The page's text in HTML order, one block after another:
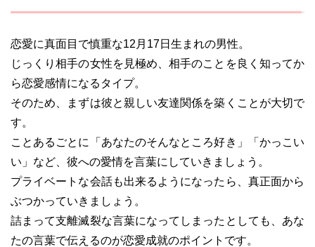
恋愛に真面目で慎重な12月17日生まれの男性。
じっくり相手の女性を見極め、相手のことを良く知ってか
ら恋愛感情になるタイプ。
そのため、まずは彼と親しい友達関係を築くことが大切で
す。
ことあるごとに「あなたのそんなところ好き」「かっこい
い」など、彼への愛情を言葉にしていきましょう。
プライベートな会話も出来るようになったら、真正面から
ぶつかっていきましょう。
詰まって支離滅裂な言葉になってしまったとしても、あな
たの言葉で伝えるのが恋愛成就のポイントです。